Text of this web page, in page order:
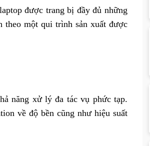
được trang bị đầy đủ những
theo một qui trình sản xuất được
năng xử lý đa tác vụ phức tạp.
về độ bền cũng như hiệu suất